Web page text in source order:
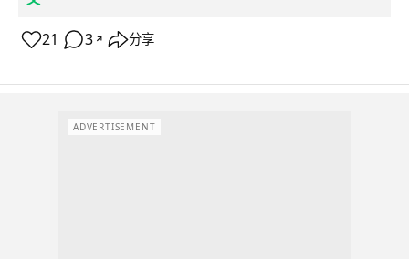
21 3 ↗ 分享
ADVERTISEMENT